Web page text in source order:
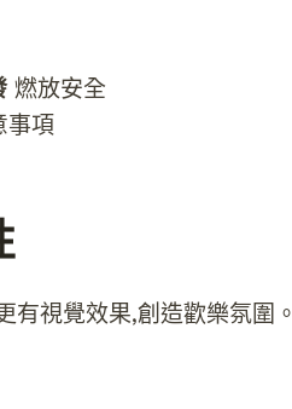
燃放安全
事項
有視覺效果,創造歡樂氛圍